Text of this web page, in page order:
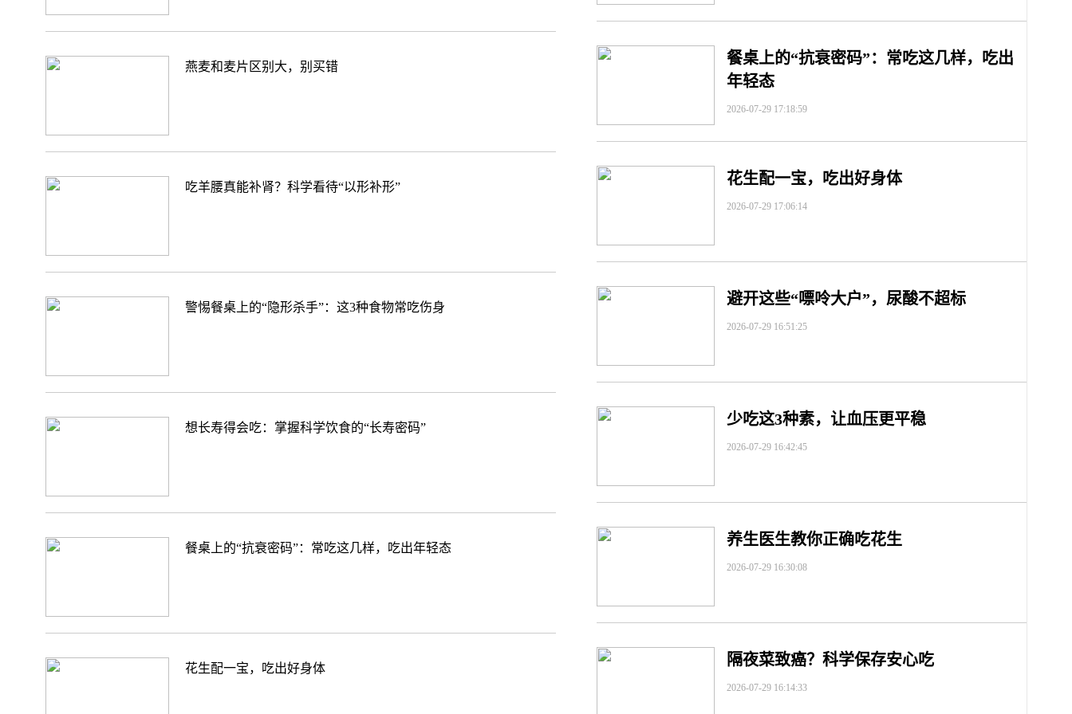
燕麦和麦片区别大，别买错
吃羊腰真能补肾？科学看待“以形补形”
警惕餐桌上的“隐形杀手”：这3种食物常吃伤身
想长寿得会吃：掌握科学饮食的“长寿密码”
餐桌上的“抗衰密码”：常吃这几样，吃出年轻态
花生配一宝，吃出好身体
餐桌上的“抗衰密码”：常吃这几样，吃出
年轻态
2026-07-29 17:18:59
花生配一宝，吃出好身体
2026-07-29 17:06:14
避开这些“嘌呤大户”，尿酸不超标
2026-07-29 16:51:25
少吃这3种素，让血压更平稳
2026-07-29 16:42:45
养生医生教你正确吃花生
2026-07-29 16:30:08
隔夜菜致癌？科学保存安心吃
2026-07-29 16:14:33